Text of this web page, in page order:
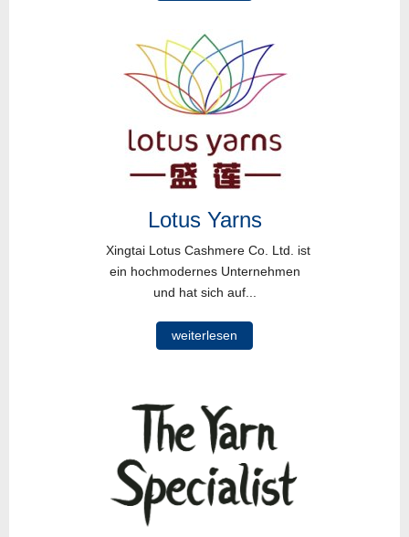
Lotus Yarns
Xingtai Lotus Cashmere Co. Ltd. ist
ein hochmodernes Unternehmen
und hat sich auf...
weiterlesen